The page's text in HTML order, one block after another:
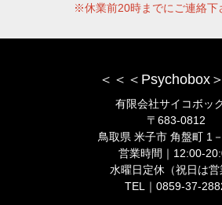
※休業前20時までにご連絡下
＜＜＜Psychobox
有限会社サイコボッ
〒683-0812
鳥取県 米子市 角盤町 1
営業時間｜12:00-
水曜日定休（祝日は営
TEL｜0859-37-